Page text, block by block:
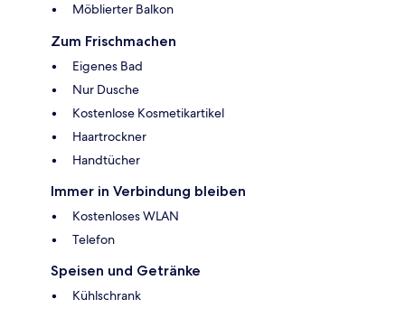
Möblierter Balkon
Zum Frischmachen
Eigenes Bad
Nur Dusche
Kostenlose Kosmetikartikel
Haartrockner
Handtücher
Immer in Verbindung bleiben
Kostenloses WLAN
Telefon
Speisen und Getränke
Kühlschrank